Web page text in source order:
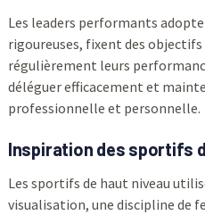
Les leaders performants
rigoureuses, fixent des
régulièrement leurs
déléguer efficacement et
professionnelle et personnelle.
Inspiration des sportifs
Les sportifs de haut niveau
visualisation, une discipline de